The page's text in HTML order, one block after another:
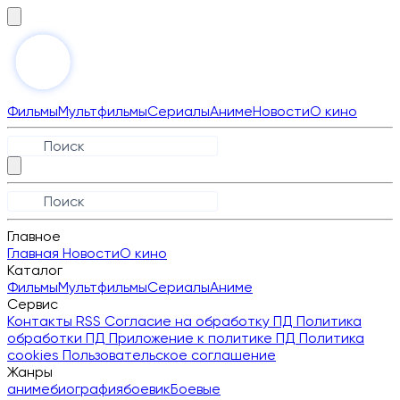
ФильмыМультфильмыСериалыАнимеНовостиО кино
Главное
Главная НовостиО кино
Каталог
ФильмыМультфильмыСериалыАниме
Сервис
Контакты RSS Согласие на обработку ПД Политика
обработки ПД Приложение к политике ПД Политика
cookies Пользовательское соглашение
Жанры
анимебиографиябоевикБоевые